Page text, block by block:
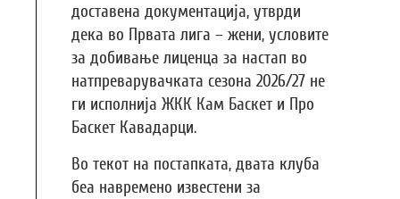
доставена документација, утврди
дека во Првата лига – жени, условите
за добивање лиценца за настап во
натпреварувачката сезона 2026/27 не
ги исполнија ЖКК Кам Баскет и Про
Баскет Кавадарци.
Во текот на постапката, двата клуба
беа навремено известени за